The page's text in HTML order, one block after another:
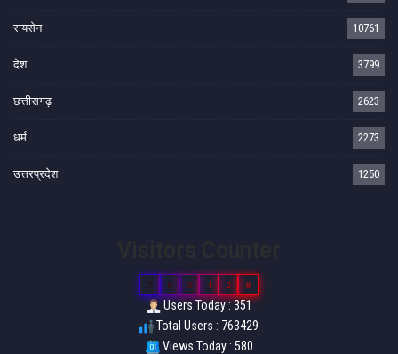
रायसेन 10761
देश 3799
छत्तीसगढ़ 2623
धर्म 2273
उत्तरप्रदेश 1250
7 6 3 4 2 9
Users Today : 351
Total Users : 763429
Views Today : 580